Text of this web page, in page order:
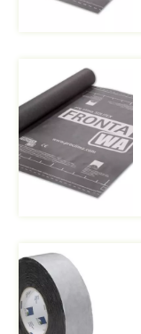
Afbeelding
Afbeelding